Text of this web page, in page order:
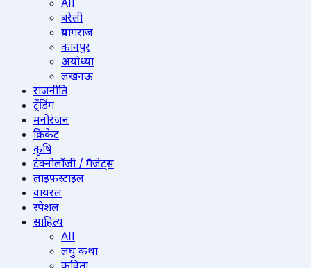
All
बरेली
प्रयागराज
कानपुर
अयोध्या
लखनऊ
राजनीति
ट्रेंडिंग
मनोरंजन
क्रिकेट
कृषि
टेक्नोलॉजी / गैजेट्स
लाइफस्टाइल
वायरल
स्पेशल
साहित्य
All
लघु कथा